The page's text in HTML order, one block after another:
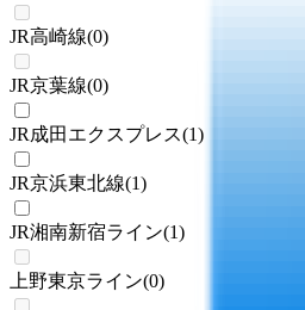
JR高崎線(0)
JR京葉線(0)
JR成田エクスプレス(1)
JR京浜東北線(1)
JR湘南新宿ライン(1)
上野東京ライン(0)